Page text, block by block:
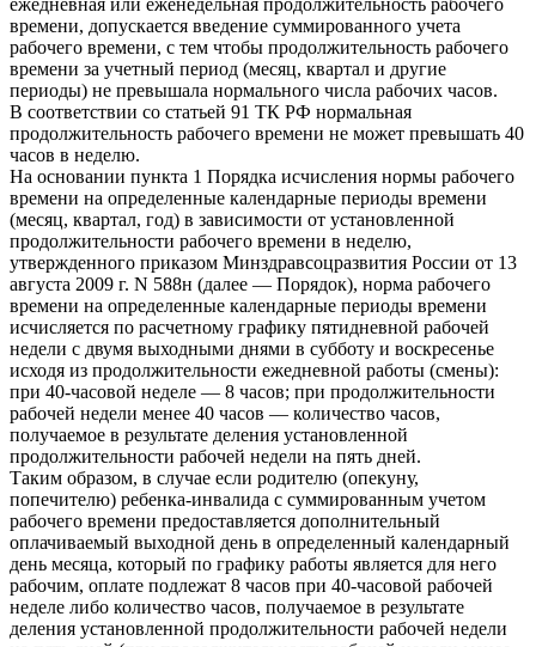
времени, допускается введение суммированного учета
рабочего времени, с тем чтобы продолжительность рабочего
времени за учетный период (месяц, квартал и другие
периоды) не превышала нормального числа рабочих часов.
В соответствии со статьей 91 ТК РФ нормальная
продолжительность рабочего времени не может превышать 40
часов в неделю.
На основании пункта 1 Порядка исчисления нормы рабочего
времени на определенные календарные периоды времени
(месяц, квартал, год) в зависимости от установленной
продолжительности рабочего времени в неделю,
утвержденного приказом Минздравсоцразвития России от 13
августа 2009 г. N 588н (далее — Порядок), норма рабочего
времени на определенные календарные периоды времени
исчисляется по расчетному графику пятидневной рабочей
недели с двумя выходными днями в субботу и воскресенье
исходя из продолжительности ежедневной работы (смены):
при 40-часовой неделе — 8 часов; при продолжительности
рабочей недели менее 40 часов — количество часов,
получаемое в результате деления установленной
продолжительности рабочей недели на пять дней.
Таким образом, в случае если родителю (опекуну,
попечителю) ребенка-инвалида с суммированным учетом
рабочего времени предоставляется дополнительный
оплачиваемый выходной день в определенный календарный
день месяца, который по графику работы является для него
рабочим, оплате подлежат 8 часов при 40-часовой рабочей
неделе либо количество часов, получаемое в результате
деления установленной продолжительности рабочей недели